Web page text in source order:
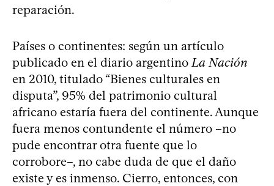
reparación.
Países o continentes: según un artículo
publicado en el diario argentino La Nación
en 2010, titulado “Bienes culturales en
disputa”, 95% del patrimonio cultural
africano estaría fuera del continente. Aunque
fuera menos contundente el número –no
pude encontrar otra fuente que lo
corrobore–, no cabe duda de que el daño
existe y es inmenso. Cierro, entonces, con